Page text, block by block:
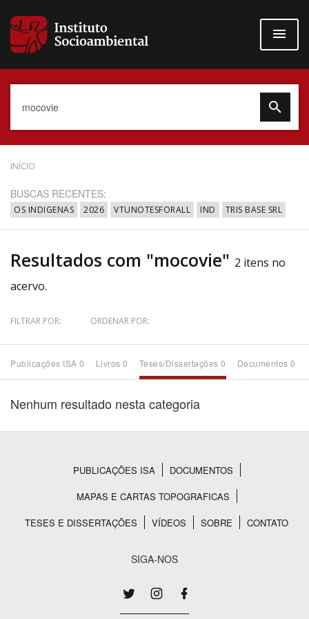
para
conteúdo
Data do Documento
Até
Tema
INÍCIO
BUSCAS RECENTES:
OS INDIGENAS 2026 VTUNOTESFORALL IND TRIS BASE SRL
Resultados com "mocovie" 2 itens no
acervo.
FILTRAR POR: ORDENAR POR:
Publicações ISA 0 Livros 0 Teses/Dissertações 0 Documentos 0
Nenhum resultado nesta categoria
Rodapé
PUBLICAÇÕES ISA
DOCUMENTOS
MAPAS E CARTAS TOPOGRAFICAS
TESES E DISSERTAÇÕES
VÍDEOS SOBRE CONTATO
SIGA-NOS